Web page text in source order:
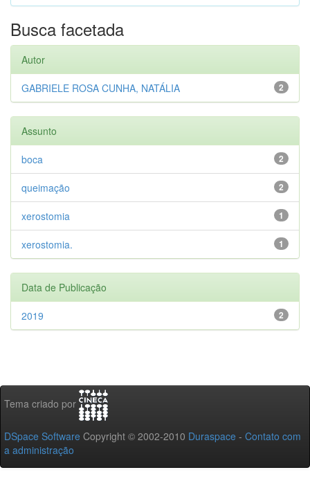
Busca facetada
Autor
2
GABRIELE ROSA CUNHA, NATÁLIA
Assunto
2
boca
2
queimação
1
xerostomia
1
xerostomia.
Data de Publicação
2
2019
Tema criado por
DSpace Software Copyright © 2002-2010 Duraspace - Contato com
a administração